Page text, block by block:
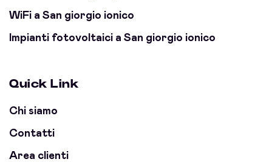
WiFi a San giorgio ionico
Impianti fotovoltaici a San giorgio ionico
Quick Link
Chi siamo
Contatti
Area clienti